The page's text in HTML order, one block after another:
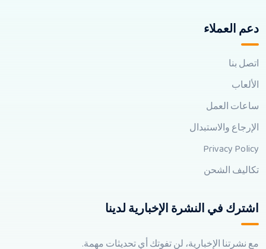
دعم العملاء
اتصل بنا
الألعاب
ساعات العمل
الإرجاع والاستبدال
Privacy Policy
تكاليف الشحن
اشترك في النشرة الإخبارية لدينا
مع نشرتنا الإخبارية، لن تفوتك أي تحديثات مهمة.